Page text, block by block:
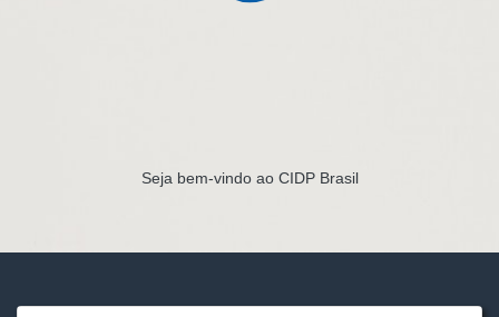
Seja bem-vindo ao CIDP Brasil